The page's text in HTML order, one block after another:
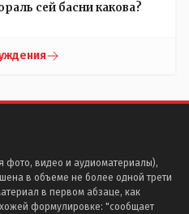
сей басни какова?
фото, видео и аудиоматериалы),
в объеме не более одной трети
в первом абзаце, как
формулировке: "сообщает